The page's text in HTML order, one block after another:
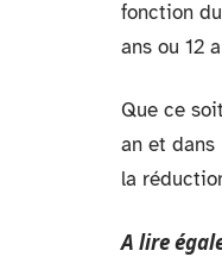
fonction
ans ou 12
Que ce
an et
la
A lire